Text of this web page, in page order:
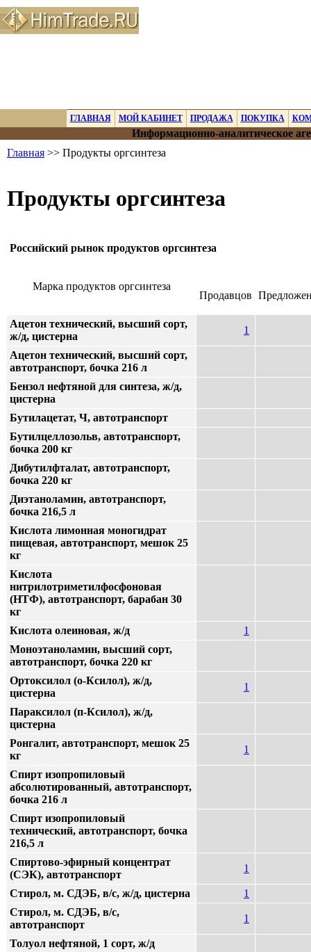
ГЛАВНАЯ МОЙ КАБИНЕТ ПРОДАЖА ПОКУПКА
Информационно-аналитическое
Главная >> Продукты оргсинтеза
Продукты оргсинтеза
Российский рынок продуктов оргсинтеза
Марка продуктов оргсинтеза
Продавцов
Ацетон технический, высший сорт,
ж/д, цистерна
1
Ацетон технический, высший сорт,
автотранспорт, бочка 216 л
Бензол нефтяной для синтеза, ж/д,
цистерна
Бутилацетат, Ч, автотранспорт
Бутилцеллозольв, автотранспорт,
бочка 200 кг
Дибутилфталат, автотранспорт,
бочка 220 кг
Диэтаноламин, автотранспорт,
бочка 216,5 л
Кислота лимонная моногидрат
пищевая, автотранспорт, мешок 25
кг
Кислота
нитрилотриметилфосфоновая
(НТФ), автотранспорт, барабан 30
кг
Кислота олеиновая, ж/д
1
Моноэтаноламин, высший сорт,
автотранспорт, бочка 220 кг
Ортоксилол (о-Ксилол), ж/д,
цистерна
1
Параксилол (п-Ксилол), ж/д,
цистерна
Ронгалит, автотранспорт, мешок 25
кг
1
Спирт изопропиловый
абсолютированный, автотранспорт,
бочка 216 л
Спирт изопропиловый
технический, автотранспорт, бочка
216,5 л
Спиртово-эфирный концентрат
(СЭК), автотранспорт
1
Стирол, м. СДЭБ, в/с, ж/д, цистерна
1
Стирол, м. СДЭБ, в/с,
автотранспорт
1
Толуол нефтяной, 1 сорт, ж/д